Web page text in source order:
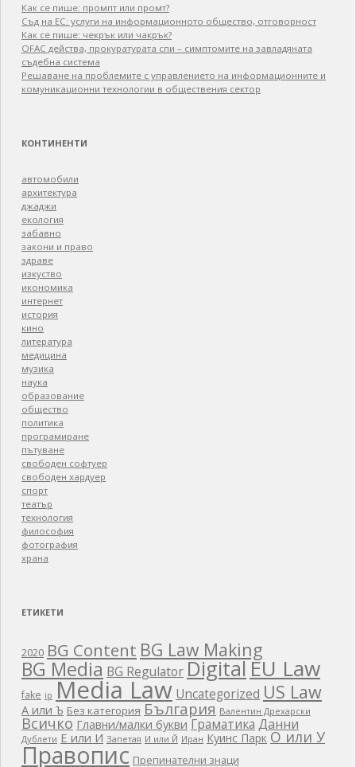
Как се пише: промпт или промт?
Съд на ЕС: услуги на информационното общество, отговорност
Как се пише: чекрък или чакрък?
OFAC действа, прокуратурата спи – симптомите на завладяната
съдебна система
Решаване на проблемите с управлението на информационните и
комуникационни технологии в обществения сектор
КОНТИНЕНТИ
автомобили
архитектура
джаджи
екология
забавно
закони и право
здраве
изкуство
икономика
интернет
история
кино
литература
медицина
музика
наука
образование
общество
политика
програмиране
пътуване
свободен софтуер
свободен хардуер
спорт
театър
технология
философия
фотография
храна
ЕТИКЕТИ
2020 BG Content BG Law Making
BG Media BG RegulatorDigitalEU Law
fake ip Media Law Uncategorized US Law
А или Ъ Без категория България Валентин Дрехарски
Всичко Главни/малки букви Граматика Данни
Дублети Е или И Запетая И или Й Иран Куинс Парк О или У
Правопис Препинателни знаци